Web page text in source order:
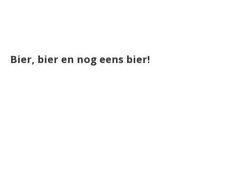
Bier, bier en nog eens bier!